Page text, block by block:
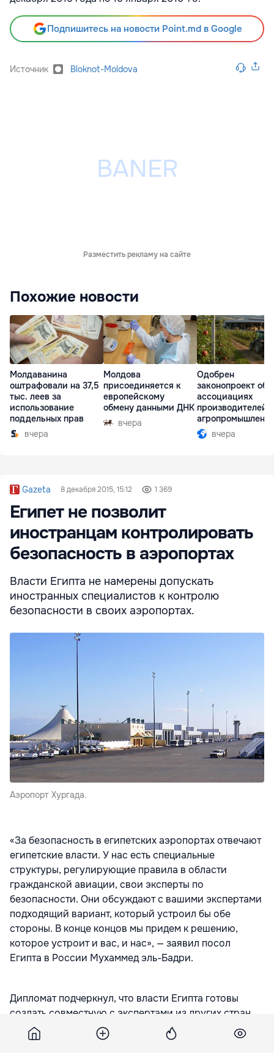
Подпишитесь на новости Point.md в Google
Источник Bloknot-Moldova
Разместить рекламу на сайте
Похожие новости
Молдаванина
оштрафовали на 37,5
тыс. леев за
использование
поддельных прав
вчера
Молдова
присоединяется к
европейскому
обмену данными ДНК
вчера
Одобрен
законопроект об
ассоциациях
производителей в
комплексе
вчера
Gazeta 8 декабря 2015, 15:12 1 369
Египет не позволит
иностранцам контролировать
безопасность в аэропортах
Власти Египта не намерены допускать
иностранных специалистов к контролю
безопасности в своих аэропортах.
Аэропорт Хургада.
«За безопасность в египетских аэропортах отвечают
египетские власти. У нас есть специальные
структуры, регулирующие правила в области
гражданской авиации, свои эксперты по
безопасности. Они обсуждают с вашими экспертами
подходящий вариант, который устроил бы обе
стороны. В конце концов мы придем к решению,
которое устроит и вас, и нас», — заявил посол
Египта в России Мухаммед эль-Бадри.
Дипломат подчеркнул, что власти Египта готовы
создать совместную с экспертами из других стран
комиссию, которая будет призвана улучшить
ситуацию в аэропортах страны.